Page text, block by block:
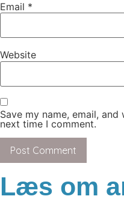
Email *
Website
Save my name, email,
next time I comment.
Læs om